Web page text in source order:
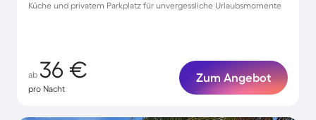
Küche und privatem Parkplatz für unvergessliche Urlaubsmomente
ab 36 €
pro Nacht
Zum Angebot